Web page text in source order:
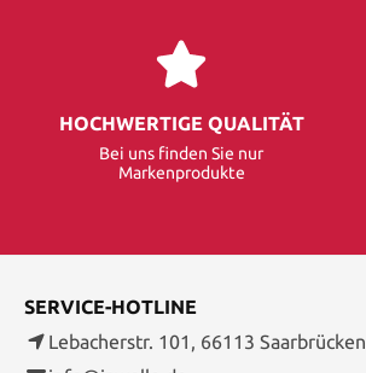
HOCHWERTIGE QUALITÄT
Bei uns finden Sie nur
Markenprodukte
SERVICE-HOTLINE
Lebacherstr. 101, 66113 Saarbrücken